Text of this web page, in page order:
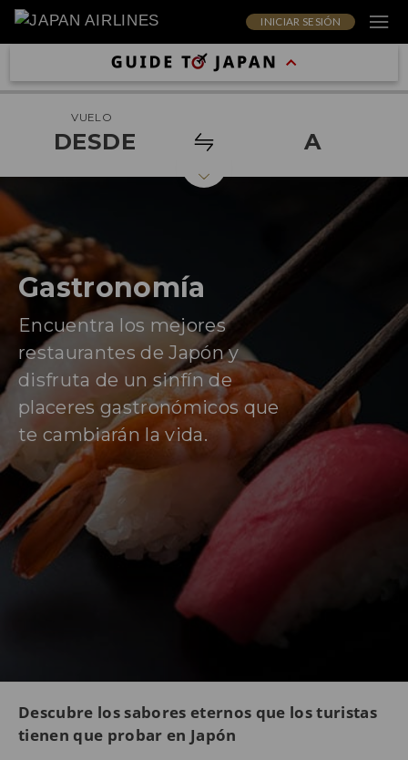
INICIAR SESIÓN
VUELO
DESDE A
Gastronomía
Encuentra los mejores
restaurantes de Japón y
disfruta de un sinfín de
placeres gastronómicos que
te cambiarán la vida.
Descubre los sabores eternos que los turistas
tienen que probar en Japón